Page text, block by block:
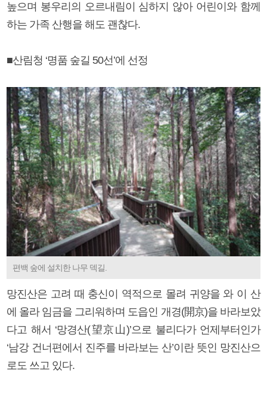
높으며 봉우리의 오르내림이 심하지 않아 어린이와 함께
하는 가족 산행을 해도 괜찮다.
■산림청 ‘명품 숲길 50선’에 선정
편백 숲에 설치한 나무 덱길.
망진산은 고려 때 충신이 역적으로 몰려 귀양을 와 이 산
에 올라 임금을 그리워하며 도읍인 개경(開京)을 바라보았
다고 해서 ‘망경산(望京山)’으로 불리다가 언제부터인가
‘남강 건너편에서 진주를 바라보는 산’이란 뜻인 망진산으
로도 쓰고 있다.